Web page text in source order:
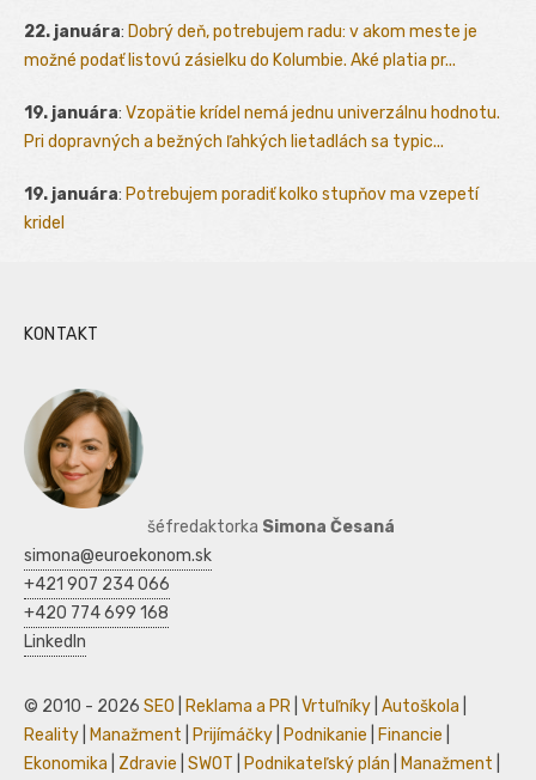
22. januára: Dobrý deň, potrebujem radu: v akom meste je
možné podať listovú zásielku do Kolumbie. Aké platia pr...
19. januára: Vzopätie krídel nemá jednu univerzálnu hodnotu.
Pri dopravných a bežných ľahkých lietadlách sa typic...
19. januára: Potrebujem poradiť kolko stupňov ma vzepetí
kridel
KONTAKT
šéfredaktorka Simona Česaná
simona@euroekonom.sk
+421 907 234 066
+420 774 699 168
LinkedIn
© 2010 - 2026 SEO Reklama a PR Vrtuľníky Autoškola
Reality
Manažment Prijímáčky Podnikanie Financie
Ekonomika
Zdravie SWOT Podnikateľský plán Manažment